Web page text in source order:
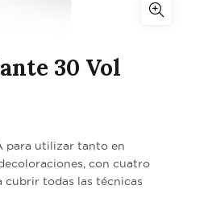
30 Vol
para utilizar tanto en
con cuatro
cubrir todas las técnicas